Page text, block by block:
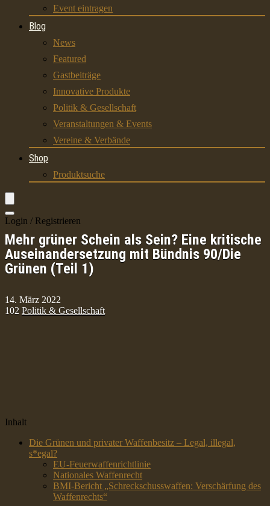
Event eintragen
Blog
News
Featured
Gastbeiträge
Innovative Produkte
Politik & Gesellschaft
Veranstaltungen & Events
Vereine & Verbände
Shop
Produktsuche
Login / Registrieren
Mehr grüner Schein als Sein? Eine kritische
Auseinandersetzung mit Bündnis 90/Die
Grünen (Teil 1)
14. März 2022
102 Politik & Gesellschaft
Inhalt
Die Grünen und privater Waffenbesitz – Legal, illegal,
s*egal?
EU-Feuerwaffenrichtlinie
Nationales Waffenrecht
BMI-Bericht „Schreckschusswaffen: Verschärfung des
Waffenrechts“